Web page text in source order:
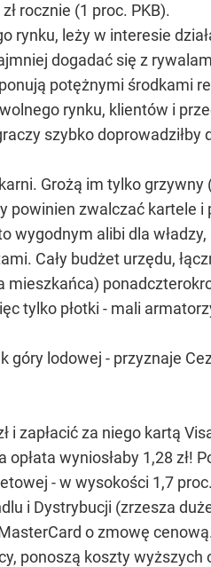
rocznie (1 proc. PKB).
rynku, leży w interesie
dogadać się z
potężnymi środkami
rynku, klientów i
szybko
Grożą im tylko
zwalczać kartele i
wygodnym alibi dla
Cały budżet urzędu,
mieszkańca)
tylko płotki - mali
lodowej - przyznaje
i zapłacić za niego kartą
wyniosłaby 1,28
- w wysokości 1,7
i Dystrybucji (zrzesza
o zmowę
ponoszą koszty wyższych